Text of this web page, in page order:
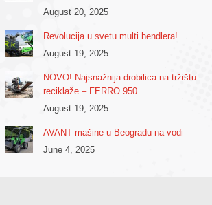
August 20, 2025
Revolucija u svetu multi hendlera!
August 19, 2025
NOVO! Najsnažnija drobilica na tržištu
reciklaže – FERRO 950
August 19, 2025
AVANT mašine u Beogradu na vodi
June 4, 2025